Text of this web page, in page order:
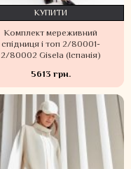
Комплект мереживний
спідниця і топ 2/80001-
2/80002 Gisela (Іспанія)
5613 грн.
КУПИТИ